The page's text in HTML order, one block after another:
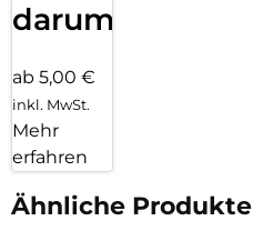
darum!
ab 5,00 €
inkl. MwSt.
Mehr
erfahren
Ähnliche Produkte